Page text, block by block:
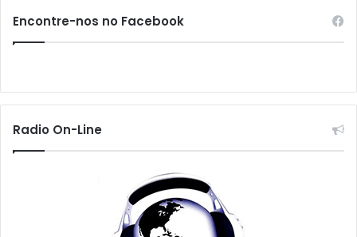
Encontre-nos no Facebook
Radio On-Line